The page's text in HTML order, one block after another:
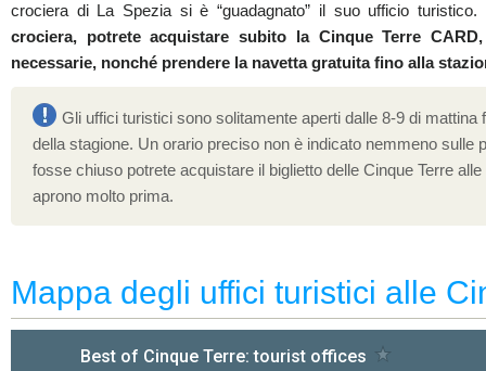
crociera di La Spezia si è “guadagnato” il suo ufficio
crociera, potrete acquistare subito la Cinque Terre
necessarie, nonché prendere la navetta gratuita fino alla
Gli uffici turistici sono solitamente aperti dalle 8-9 di mattina
della stagione. Un orario preciso non è indicato nemmeno sulle
fosse chiuso potrete acquistare il biglietto delle Cinque Terre
aprono molto prima.
Mappa degli uffici turistici alle